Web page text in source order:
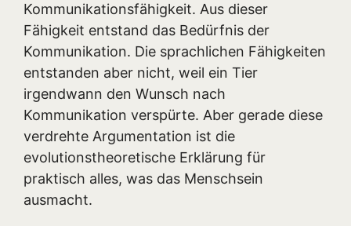
Kommunikationsfähigkeit. Aus dieser
Fähigkeit entstand das Bedürfnis der
Kommunikation. Die sprachlichen Fähigkeiten
entstanden aber nicht, weil ein Tier
irgendwann den Wunsch nach
Kommunikation verspürte. Aber gerade diese
verdrehte Argumentation ist die
evolutionstheoretische Erklärung für
praktisch alles, was das Menschsein
ausmacht.